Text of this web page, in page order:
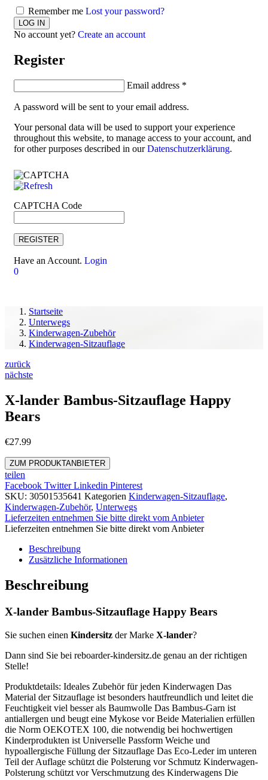
Remember me Lost your password?
No account yet? Create an account
Register
Email address *
A password will be sent to your email address.
Your personal data will be used to support your experience
throughout this website, to manage access to your account, and
for other purposes described in ourDatenschutzerklärung.
CAPTCHA Code
REGISTER
Have an Account. Login
0
Startseite
Unterwegs
Kinderwagen-Zubehör
Kinderwagen-Sitzauflage
zurück
nächste
X-lander Bambus-Sitzauflage Happy
Bears
€27.99
ZUM PRODUKTANBIETER
teilen
Facebook TwitterLinkedin Pinterest
SKU: 30501535641 Kategorien Kinderwagen-Sitzauflage,
Kinderwagen-Zubehör, Unterwegs
Lieferzeiten entnehmen Sie bitte direkt vom Anbieter
Lieferzeiten entnehmen Sie bitte direkt vom Anbieter
Beschreibung
Zusätzliche Informationen
Beschreibung
X-lander Bambus-Sitzauflage Happy Bears
Sie suchen einen Kindersitz der Marke X-lander?
Dann sind Sie bei reboarder-kindersitz.de genau an der richtigen
Stelle!
Produktdetails: Ideales Zubehör für jeden Kinderwagen Das
Material der Sitzauflage ist besonders hautfreundlich und leitet die
Feuchtigkeit viel besser als Baumwolle Das Bambus-Garn ist
antiallergen und beugt eine Mykose vor Beide Materialien erfüllen
die Norm OEKOTEX 100, die notwendig bei hochwertigen
Kinderprodukten ist Universelle Passform Weiche und
hypoallergische Füllung der Sitzauflage Das Eco-Leder im unteren
Teil der Auflage schützt die Polsterung vor Schmutz Kinderwagen-
Polsterung schützt vor Verschmutzung des Kinderwagens Die